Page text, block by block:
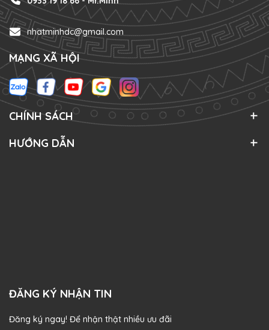
nhatminhdc@gmail.com
MẠNG XÃ HỘI
CHÍNH SÁCH
HƯỚNG DẪN
ĐĂNG KÝ NHẬN TIN
Đăng ký ngay! Để nhận thật nhiều ưu đãi